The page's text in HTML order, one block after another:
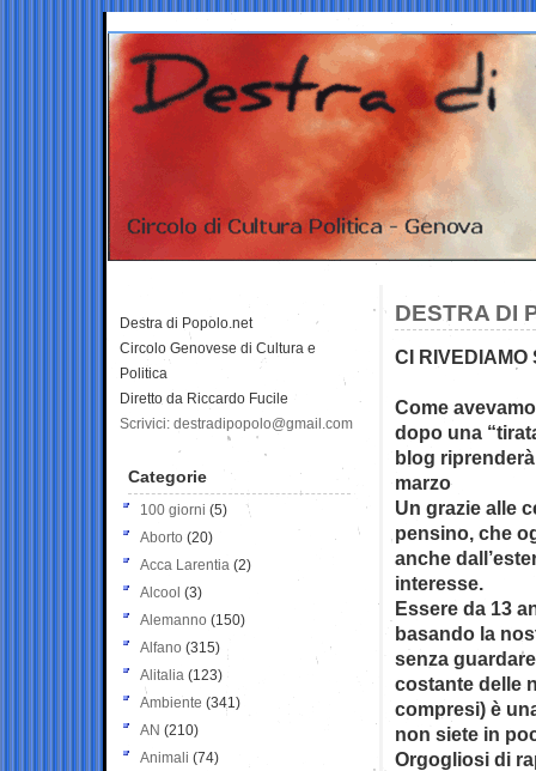
DESTRA DI
CI RIVEDIAMO
Come
dopo una
blog
marzo
Un grazie alle
pensino, che
anche
interesse.
Essere da 13
basando la
senza
costante delle
compresi) è
non siete in
Orgogliosi di
Destra di Popolo.net
Circolo Genovese di Cultura e
Politica
Diretto da Riccardo Fucile
Scrivici: destradipopolo@gmail.com
Categorie
100 giorni (5)
Aborto (20)
Acca Larentia (2)
Alcool (3)
Alemanno (150)
Alfano (315)
Alitalia (123)
Ambiente (341)
AN (210)
Animali (74)